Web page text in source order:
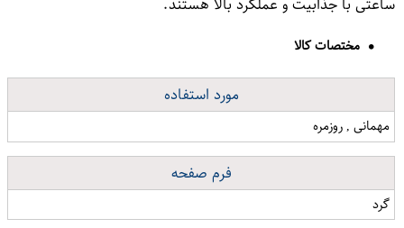
مختصات کالا
مورد استفاده
مهمانی , روزمره
فرم صفحه
گرد